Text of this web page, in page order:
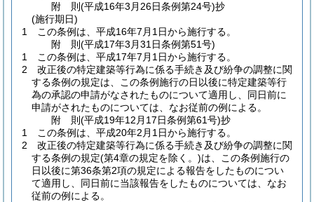
附 則(平成16年3月26日条例第24号)抄
(施行期日)
1
この条例は、平成16年7月1日から施行する。
附 則(平成17年3月31日条例第51号)
1
この条例は、平成17年7月1日から施行する。
2
改正後の特定建築等行為に係る手続き及び紛争の調整に関
する条例の規定は、この条例施行の日以後に特定建築等行
為の承認の申請がなされたものについて適用し、同日前に
申請がされたものについては、なお従前の例による。
附 則(平成19年12月17日条例第61号)抄
1
この条例は、平成20年2月1日から施行する。
2
改正後の特定建築等行為に係る手続き及び紛争の調整に関
する条例の規定(第4章の規定を除く。)は、この条例施行の
日以後に第36条第2項の規定による報告をしたものについ
て適用し、同日前に当該報告をしたものについては、なお
従前の例による。